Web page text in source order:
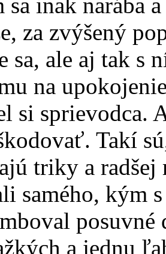
za zvýšený
sa, ale aj tak s
na
si sprievodca.
Takí
triky a radšej
samého, kým
a jednu